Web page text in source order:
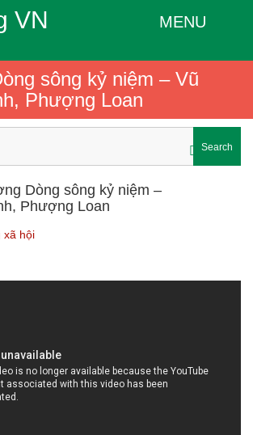
VN MENU
sông kỷ niệm – Vũ
Phượng Loan
Search
Dòng sông kỷ niệm –
Phượng Loan
xã hội